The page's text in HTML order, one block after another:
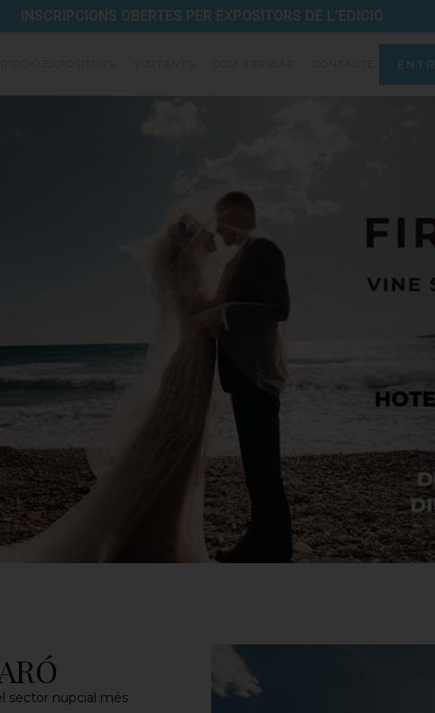
INSCRIPCIONS OBERTES PER EXPOSITORS DE L’EDICIÓ
EXPOSITORS VISITANTS COM ARRIBAR CONTACTE
sector nupcial més